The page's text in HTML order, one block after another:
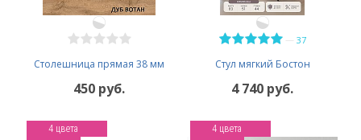
Столешница прямая 38 мм
450 руб.
37
Стул мягкий Бостон
4 740 руб.
4 цвета 4 цвета